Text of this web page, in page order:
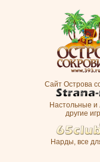
Сайт Острова
Настольные
другие
Нарды, все